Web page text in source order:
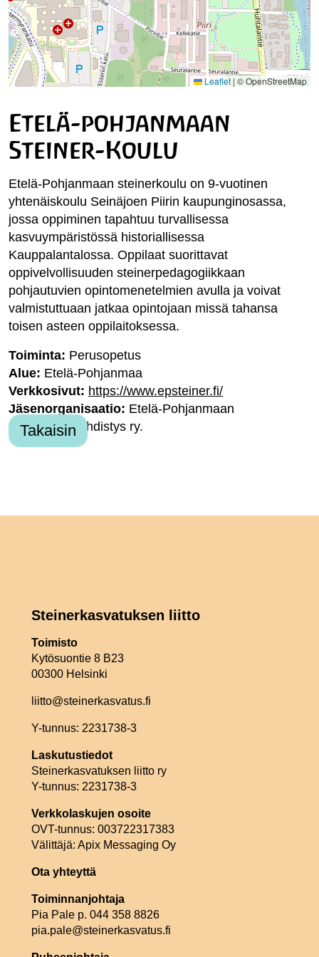
Leaflet | © OpenStreetMap
Etelä-pohjanmaan
Steiner-Koulu
Etelä-Pohjanmaan steinerkoulu on 9-vuotinen
yhtenäiskoulu Seinäjoen Piirin kaupunginosassa,
jossa oppiminen tapahtuu turvallisessa
kasvuympäristössä historiallisessa
Kauppalantalossa. Oppilaat suorittavat
oppivelvollisuuden steinerpedagogiikkaan
pohjautuvien opintomenetelmien avulla ja voivat
valmistuttuaan jatkaa opintojaan missä tahansa
toisen asteen oppilaitoksessa.
Toiminta: Perusopetus
Alue: Etelä-Pohjanmaa
Verkkosivut: https://www.epsteiner.fi/
Jäsenorganisaatio: Etelä-Pohjanmaan
Steinerkouluyhdistys ry.
Takaisin
Steinerkasvatuksen liitto
Toimisto
Kytösuontie 8 B23
00300 Helsinki
liitto@steinerkasvatus.fi
Y-tunnus: 2231738-3
Laskutustiedot
Steinerkasvatuksen liitto ry
Y-tunnus: 2231738-3
Verkkolaskujen osoite
OVT-tunnus: 003722317383
Välittäjä: Apix Messaging Oy
Ota yhteyttä
Toiminnanjohtaja
Pia Pale p. 044 358 8826
pia.pale@steinerkasvatus.fi